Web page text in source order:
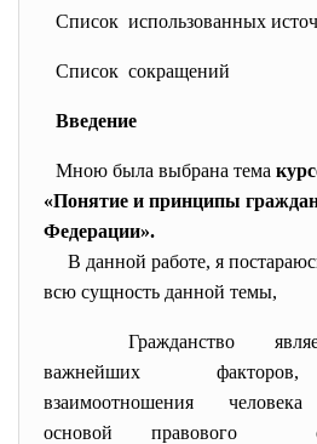
Список использованных
Список сокращений
Введение
Мною была выбрана тема
«Понятие и принципы
Федерации».
В данной работе, я
всю сущность данной темы,
Гражданство
важнейших
взаимоотношения
основой правового